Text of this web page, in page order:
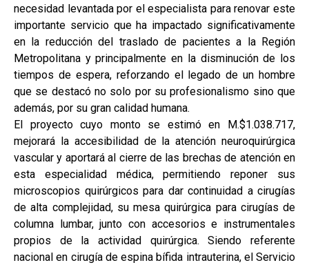
necesidad levantada por el especialista para renovar este
importante servicio que ha impactado significativamente
en la reducción del traslado de pacientes a la Región
Metropolitana y principalmente en la disminución de los
tiempos de espera, reforzando el legado de un hombre
que se destacó no solo por su profesionalismo sino que
además, por su gran calidad humana.
El proyecto cuyo monto se estimó en M.$1.038.717,
mejorará la accesibilidad de la atención neuroquirúrgica
vascular y aportará al cierre de las brechas de atención en
esta especialidad médica, permitiendo reponer sus
microscopios quirúrgicos para dar continuidad a cirugías
de alta complejidad, su mesa quirúrgica para cirugías de
columna lumbar, junto con accesorios e instrumentales
propios de la actividad quirúrgica. Siendo referente
nacional en cirugía de espina bífida intrauterina, el Servicio